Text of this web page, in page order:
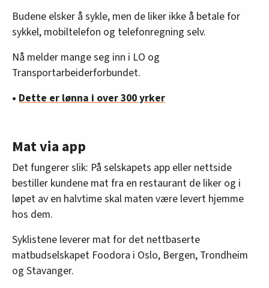
Budene elsker å sykle, men de liker ikke å betale for
sykkel, mobiltelefon og telefonregning selv.
Nå melder mange seg inn i LO og
Transportarbeiderforbundet.
• Dette er lønna i over 300 yrker
Mat via app
Det fungerer slik: På selskapets app eller nettside
bestiller kundene mat fra en restaurant de liker og i
løpet av en halvtime skal maten være levert hjemme
hos dem.
Syklistene leverer mat for det nettbaserte
matbudselskapet Foodora i Oslo, Bergen, Trondheim
og Stavanger.